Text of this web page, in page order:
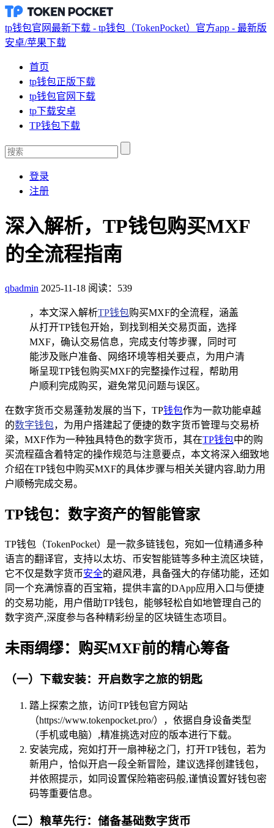
tp钱包官网最新下载 - tp钱包（TokenPocket）官方app - 最新版
安卓/苹果下载
首页
tp钱包正版下载
tp钱包官网下载
tp下载安卓
TP钱包下载
登录
注册
深入解析，TP钱包购买MXF
的全流程指南
qbadmin 2025-11-18 阅读：539
，本文深入解析TP钱包购买MXF的全流程，涵盖
从打开TP钱包开始，到找到相关交易页面，选择
MXF，确认交易信息，完成支付等步骤，同时可
能涉及账户准备、网络环境等相关要点，为用户清
晰呈现TP钱包购买MXF的完整操作过程，帮助用
户顺利完成购买，避免常见问题与误区。
在数字货币交易蓬勃发展的当下，TP钱包作为一款功能卓越
的数字钱包，为用户搭建起了便捷的数字货币管理与交易桥
梁，MXF作为一种独具特色的数字货币，其在TP钱包中的购
买流程蕴含着特定的操作规范与注意要点，本文将深入细致地
介绍在TP钱包中购买MXF的具体步骤与相关关键内容,助力用
户顺畅完成交易。
TP钱包：数字资产的智能管家
TP钱包（TokenPocket）是一款多链钱包，宛如一位精通多种
语言的翻译官，支持以太坊、币安智能链等多种主流区块链，
它不仅是数字货币安全的避风港，具备强大的存储功能，还如
同一个充满惊喜的百宝箱，提供丰富的DApp应用入口与便捷
的交易功能，用户借助TP钱包，能够轻松自如地管理自己的
数字资产,深度参与各种精彩纷呈的区块链生态项目。
未雨绸缪：购买MXF前的精心筹备
（一）下载安装：开启数字之旅的钥匙
踏上探索之旅，访问TP钱包官方网站
（https://www.tokenpocket.pro/），依据自身设备类型
（手机或电脑）,精准挑选对应的版本进行下载。
安装完成，宛如打开一扇神秘之门，打开TP钱包，若为
新用户，恰似开启一段全新冒险，建议选择创建钱包，
并依照提示，如同设置保险箱密码般,谨慎设置好钱包密
码等重要信息。
（二）粮草先行：储备基础数字货币